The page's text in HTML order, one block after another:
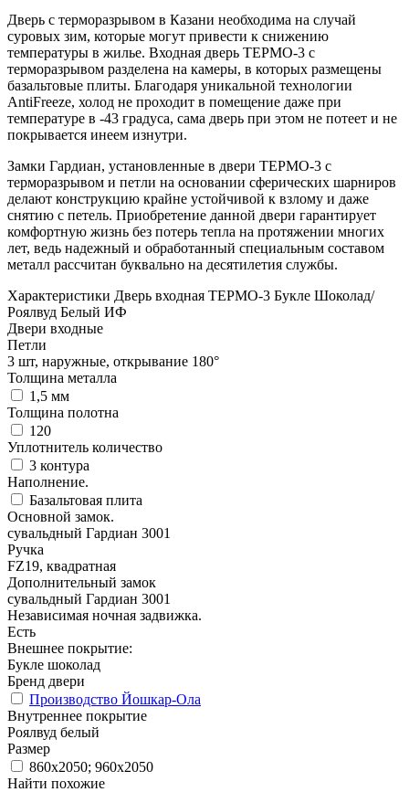
Дверь с терморазрывом в Казани необходима на случай
суровых зим, которые могут привести к снижению
температуры в жилье. Входная дверь ТЕРМО-3 с
терморазрывом разделена на камеры, в которых размещены
базальтовые плиты. Благодаря уникальной технологии
AntiFreeze, холод не проходит в помещение даже при
температуре в -43 градуса, сама дверь при этом не потеет и не
покрывается инеем изнутри.
Замки Гардиан, установленные в двери ТЕРМО-3 с
терморазрывом и петли на основании сферических шарниров
делают конструкцию крайне устойчивой к взлому и даже
снятию с петель. Приобретение данной двери гарантирует
комфортную жизнь без потерь тепла на протяжении многих
лет, ведь надежный и обработанный специальным составом
металл рассчитан буквально на десятилетия службы.
Характеристики Дверь входная ТЕРМО-3 Букле Шоколад/
Роялвуд Белый ИФ
Двери входные
Петли
3 шт, наружные, открывание 180°
Толщина металла
1,5 мм
Толщина полотна
120
Уплотнитель количество
3 контура
Наполнение.
Базальтовая плита
Основной замок.
сувальдный Гардиан 3001
Ручка
FZ19, квадратная
Дополнительный замок
сувальдный Гардиан 3001
Независимая ночная задвижка.
Есть
Внешнее покрытие:
Букле шоколад
Бренд двери
Производство Йошкар-Ола
Внутреннее покрытие
Роялвуд белый
Размер
860х2050; 960х2050
Найти похожие